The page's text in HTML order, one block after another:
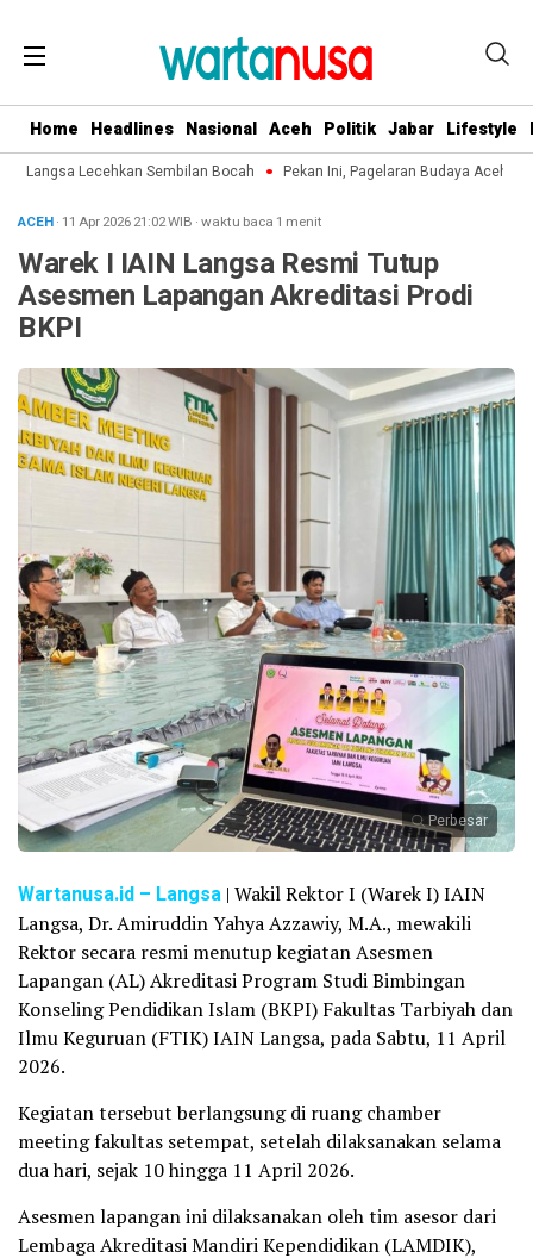
Home Headlines Nasional Aceh Politik Jabar Lifestyle
Langsa Lecehkan Sembilan Bocah Pekan Ini, Pagelaran Budaya Aceh
ACEH· 11 Apr 202621:02WIB ·waktu baca 1 menit
Warek I IAIN Langsa Resmi Tutup
Asesmen Lapangan Akreditasi Prodi
BKPI
Perbesar
Wartanusa.id – Langsa | Wakil Rektor I (Warek I) IAIN
Langsa, Dr. Amiruddin Yahya Azzawiy, M.A., mewakili
Rektor secara resmi menutup kegiatan Asesmen
Lapangan (AL) Akreditasi Program Studi Bimbingan
Konseling Pendidikan Islam (BKPI) Fakultas Tarbiyah dan
Ilmu Keguruan (FTIK) IAIN Langsa, pada Sabtu, 11 April
2026.
Kegiatan tersebut berlangsung di ruang chamber
meeting fakultas setempat, setelah dilaksanakan selama
dua hari, sejak 10 hingga 11 April 2026.
Asesmen lapangan ini dilaksanakan oleh tim asesor dari
Lembaga Akreditasi Mandiri Kependidikan (LAMDIK),